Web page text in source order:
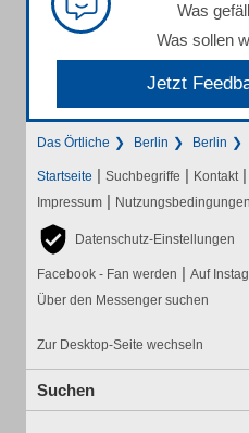
Was
Was sollen
Jetzt
Das Örtliche Berlin Berlin
Startseite | Suchbegriffe | Kontakt |
Impressum | Nutzungsbedingungen
Datenschutz-Einstellungen
Facebook - Fan werden | Auf
Über den Messenger suchen
Zur Desktop-Seite wechseln
Suchen